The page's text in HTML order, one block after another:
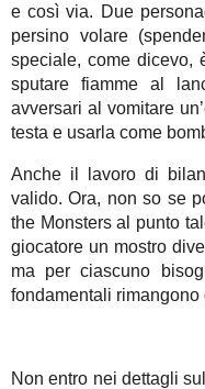
e così via. Due
persino volare
speciale, come dicevo,
sputare fiamme al
avversari al vomitare
testa e usarla come
Anche il lavoro di
valido. Ora, non so se
the Monsters al punto
giocatore un mostro
ma per ciascuno
fondamentali rimangono
Non entro nei dettagli